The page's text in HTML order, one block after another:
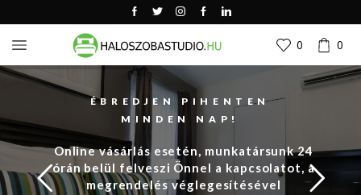
0 0
ÉBREDJEN PIHENTEN
MINDEN NAP!
Online vásárlás esetén, munkatársunk 24
órán belül felveszi Önnel a kapcsolatot, a
megrendelés véglegesítésével